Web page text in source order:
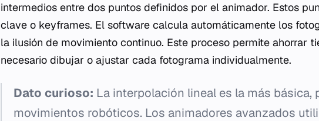
intermedios entre dos puntos definidos por el animador. Estos
clave o keyframes. El software calcula automáticamente los
la ilusión de movimiento continuo. Este proceso permite ahorrar
necesario dibujar o ajustar cada fotograma individualmente.
Dato curioso: La interpolación lineal es la más básica,
movimientos robóticos. Los animadores avanzados